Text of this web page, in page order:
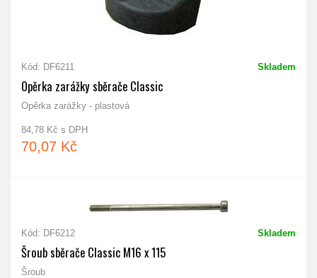
Kód: DF6211 Skladem
Opěrka zarážky sběrače Classic
Opěrka zarážky - plastová
84,78 Kč s DPH
70,07 Kč
Kód: DF6212 Skladem
Šroub sběrače Classic M16 x 115
Šroub